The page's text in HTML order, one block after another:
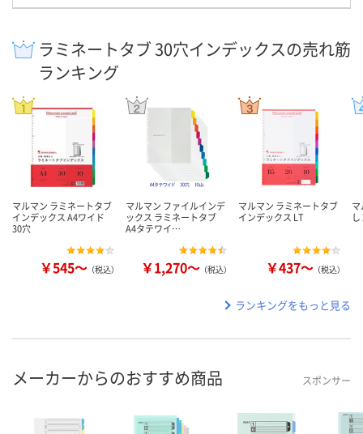
ラミネートタブ 30穴インデックスの売れ筋
ランキング
マルマン ラミネートタブ
インデックス A4ワイド
30穴
￥545～ （税込）
マルマン ファイルインデ
ックス ラミネートタブ
A4タテワイ…
￥1,270～ （税込）
マルマン ラミネートタブ
インデックス LT
￥437～ （税込）
ランキングをもっと見る
メーカーからのおすすめ商品 スポンサー